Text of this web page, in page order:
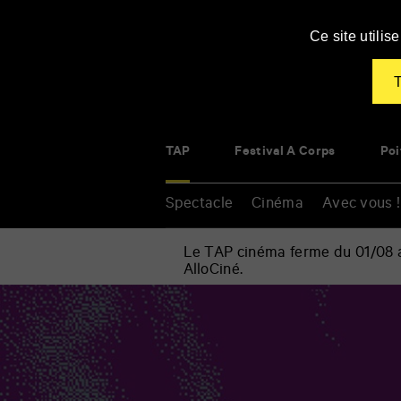
TAP Festival À Corps
Spectacle Cinéma Avec vous !
Le TAP cinéma ferme du 01/
AlloCiné.
Renseigner
vos
mots
clés
Accueil
»
Spectacle
»
Musique
Sieste
musicale
Ce site